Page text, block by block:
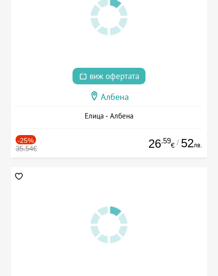
виж офертата
Албена
Елица - Албена
-25%
35.54€ 26.59
€ / 52лв.